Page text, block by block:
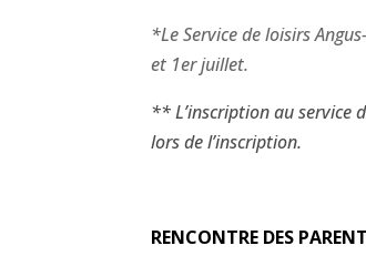
*Le Service de loisirs
et 1er juillet.
** L’inscription au service
lors de l’inscription.
RENCONTRE DES